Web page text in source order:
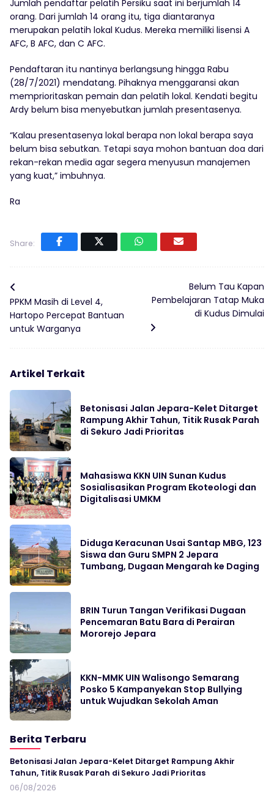
Jumlah pendaftar pelatih Persiku saat ini berjumlah 14
orang. Dari jumlah 14 orang itu, tiga diantaranya
merupakan pelatih lokal Kudus. Mereka memiliki lisensi A
AFC, B AFC, dan C AFC.
Pendaftaran itu nantinya berlangsung hingga Rabu
(28/7/2021) mendatang. Pihaknya menggaransi akan
memprioritaskan pemain dan pelatih lokal. Kendati begitu
Ardy belum bisa menyebutkan jumlah presentasenya.
“Kalau presentasenya lokal berapa non lokal berapa saya
belum bisa sebutkan. Tetapi saya mohon bantuan doa dari
rekan-rekan media agar segera menyusun manajemen
yang kuat,” imbuhnya.
Ra
Share:
PPKM Masih di Level 4,
Hartopo Percepat Bantuan
untuk Warganya
Belum Tau Kapan
Pembelajaran Tatap Muka
di Kudus Dimulai
Artikel Terkait
Betonisasi Jalan Jepara-Kelet Ditarget
Rampung Akhir Tahun, Titik Rusak Parah
di Sekuro Jadi Prioritas
Mahasiswa KKN UIN Sunan Kudus
Sosialisasikan Program Ekoteologi dan
Digitalisasi UMKM
Diduga Keracunan Usai Santap MBG, 123
Siswa dan Guru SMPN 2 Jepara
Tumbang, Dugaan Mengarah ke Daging
BRIN Turun Tangan Verifikasi Dugaan
Pencemaran Batu Bara di Perairan
Mororejo Jepara
KKN-MMK UIN Walisongo Semarang
Posko 5 Kampanyekan Stop Bullying
untuk Wujudkan Sekolah Aman
Berita Terbaru
Betonisasi Jalan Jepara-Kelet Ditarget Rampung Akhir
Tahun, Titik Rusak Parah di Sekuro Jadi Prioritas
06/08/2026